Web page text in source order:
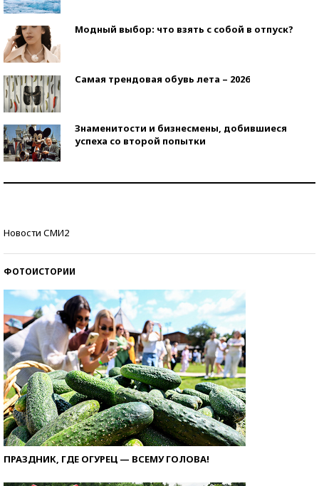
Модный выбор: что взять с собой в отпуск?
Самая трендовая обувь лета – 2026
Знаменитости и бизнесмены, добившиеся
успеха со второй попытки
Новости СМИ2
ФОТОИСТОРИИ
ПРАЗДНИК, ГДЕ ОГУРЕЦ — ВСЕМУ ГОЛОВА!